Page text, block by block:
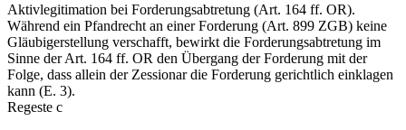
Aktivlegitimation bei Forderungsabtretung (Art. 164 ff. OR).
Während ein Pfandrecht an einer Forderung (Art. 899 ZGB) keine
Gläubigerstellung verschafft, bewirkt die Forderungsabtretung im
Sinne der Art. 164 ff. OR den Übergang der Forderung mit der
Folge, dass allein der Zessionar die Forderung gerichtlich einklagen
kann (E. 3).
Regeste c